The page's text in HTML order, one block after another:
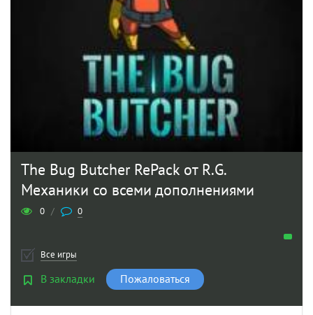
The Bug Butcher RePack от R.G.
Механики со всеми дополнениями
0 / 0
Все игры
В закладки Пожаловаться